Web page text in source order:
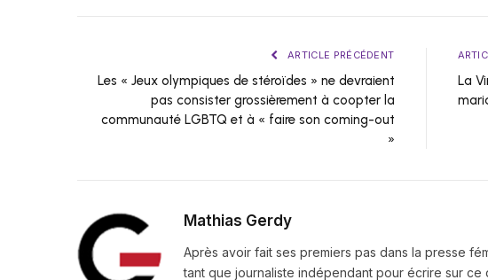
ARTICLE PRÉCÉDENT
Les « Jeux olympiques de stéroïdes » ne devraient
pas consister grossièrement à coopter la
communauté LGBTQ et à « faire son coming-out
»
La
Mathias Gerdy
Après avoir fait ses premiers pas dans la presse
tant que journaliste indépendant pour écrire sur ce